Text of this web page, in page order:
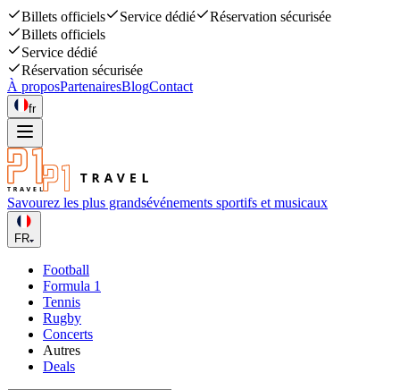
Billets officiels Service dédié
Réservation sécurisée
Billets officiels
Service dédié
Réservation sécurisée
À proposPartenairesBlogContact
fr
Savourez les plus grandsévénements sportifs et musicaux
FR
Football
Formula 1
Tennis
Rugby
Concerts
Autres
Deals